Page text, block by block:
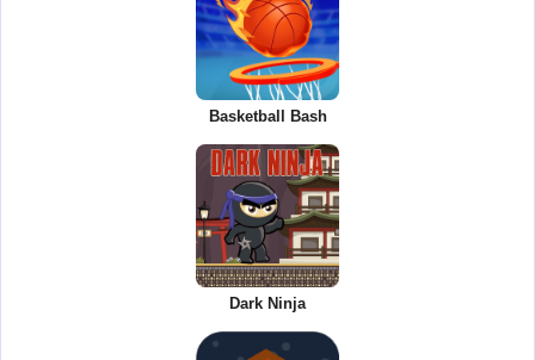
Basketball Bash
Dark Ninja